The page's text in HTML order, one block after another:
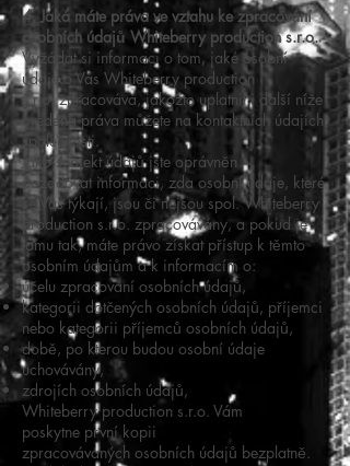
4. Jaká máte práva ve vztahu ke zpracování
osobních údajů Whiteberry production s.r.o.
Vyžádat si informaci o tom, jaké osobní
údaje o Vás Whiteberry production
s.r.o. zpracovává, jakožto uplatnit i další níže
uvedená práva můžete na kontaktních údajích
společnosti.
Jako subjekt údajů jste oprávněn
požadovat informaci, zda osobní údaje, které
se Vás týkají, jsou či nejsou spol. Whiteberry
production s.r.o. zpracovávány, a pokud je
tomu tak, máte právo získat přístup k těmto
osobním údajům a k informacím o:
účelu zpracování osobních údajů,
kategorii dotčených osobních údajů, příjemci
nebo kategorii příjemců osobních údajů,
době, po kterou budou osobní údaje
uchovávány,
zdrojích osobních údajů,
Whiteberry production s.r.o. Vám
poskytne první kopii
zpracovávaných osobních údajů bezplatně.